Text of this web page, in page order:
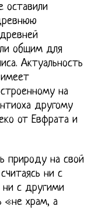
оставили
общим для
Актуальность
на
другому
от Евфрата и
природу на свой
ни с
с другими
«не храм, а